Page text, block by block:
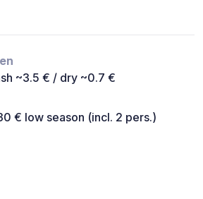
~3.5 € / dry ~0.7 €
€ low season (incl. 2 pers.)